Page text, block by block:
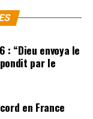
: “Dieu envoya le
par le
en France